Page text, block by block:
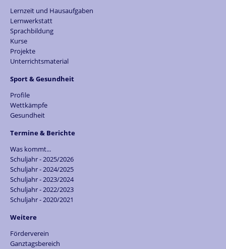
Lernzeit und Hausaufgaben
Lernwerkstatt
Sprachbildung
Kurse
Projekte
Unterrichtsmaterial
Sport & Gesundheit
Profile
Wettkämpfe
Gesundheit
Termine & Berichte
Was kommt...
Schuljahr - 2025/2026
Schuljahr - 2024/2025
Schuljahr - 2023/2024
Schuljahr - 2022/2023
Schuljahr - 2020/2021
Weitere
Förderverein
Ganztagsbereich